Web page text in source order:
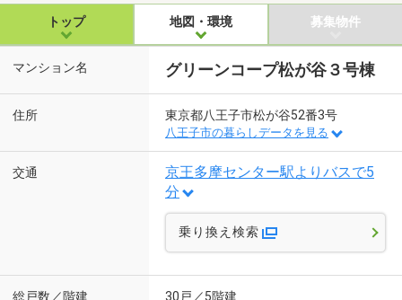
トップ 地図・環境 募集物件
マンション名 グリーンコープ松が谷３号棟
住所 東京都八王子市松が谷52番3号
八王子市の暮らしデータを見る
交通
京王多摩センター駅よりバスで5
分
乗り換え検索
総戸数／階建 30戸／5階建